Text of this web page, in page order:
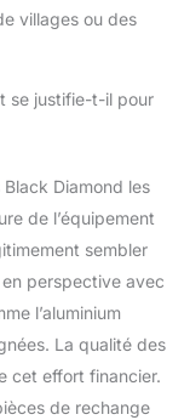
villages ou des
se justifie-t-il pour
Diamond les
de l’équipement
sembler
perspective avec
l’aluminium
La qualité des
cet effort financier.
de rechange